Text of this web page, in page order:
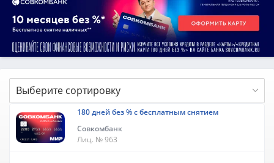
Выберите сортировку
180 дней без % с бесплатным снятием
Совкомбанк
Лиц. № 963